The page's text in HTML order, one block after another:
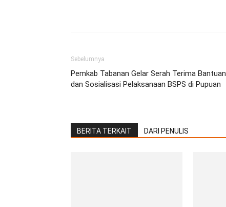
Sebelumnya
Pemkab Tabanan Gelar Serah Terima Bantuan
dan Sosialisasi Pelaksanaan BSPS di Pupuan
BERITA TERKAIT DARI PENULIS